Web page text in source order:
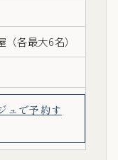
各最大6名）
ュで予約す